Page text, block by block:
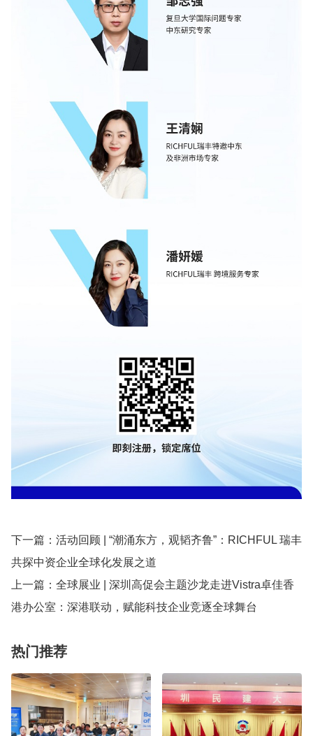
下一篇： 活动回顾 | “潮涌东方，观韬齐鲁”：RICHFUL 瑞丰
共探中资企业全球化发展之道
上一篇： 全球展业 | 深圳高促会主题沙龙走进Vistra卓佳香
港办公室：深港联动，赋能科技企业竞逐全球舞台
热门推荐